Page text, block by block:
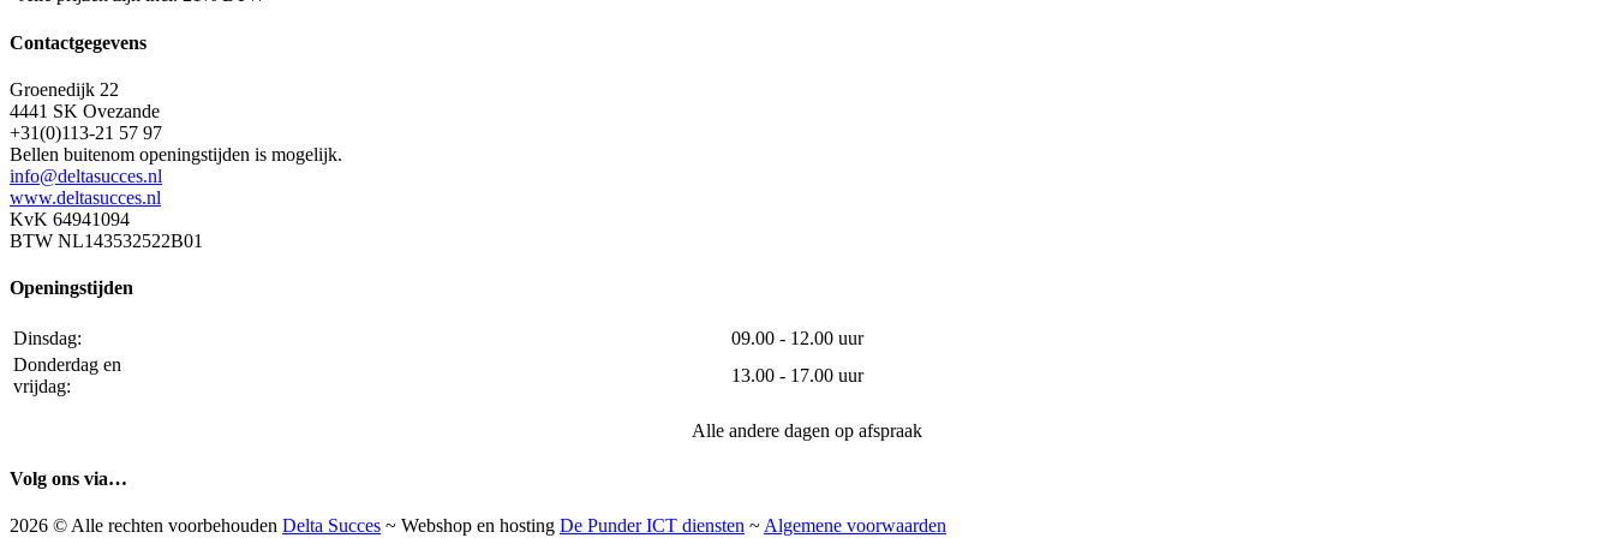
Contactgegevens
Groenedijk 22
4441 SK Ovezande
+31(0)113-21 57 97
Bellen buitenom openingstijden is mogelijk.
info@deltasucces.nl
www.deltasucces.nl
KvK 64941094
BTW NL143532522B01
Openingstijden
Dinsdag:
09.00 - 12.00 uur
Donderdag en
vrijdag:
13.00 - 17.00 uur
Alle andere dagen op afspraak
Volg ons via…
2026 © Alle rechten voorbehouden Delta Succes ~ Webshop en hosting De Punder ICT diensten ~ Algemene voorwaarden